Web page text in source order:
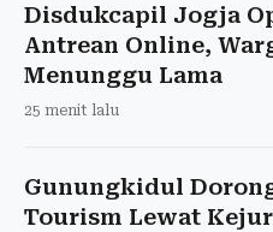
Disdukcapil Jogja
Antrean Online,
Menunggu Lama
25 menit lalu
Gunungkidul
Tourism Lewat